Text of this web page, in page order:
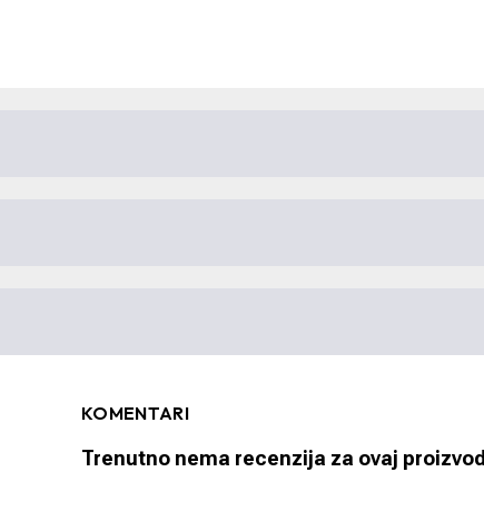
KOMENTARI
Trenutno nema recenzija za ovaj proizvod